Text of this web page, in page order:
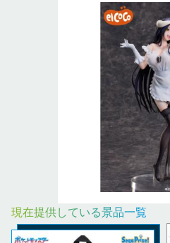
現在提供している景品一覧